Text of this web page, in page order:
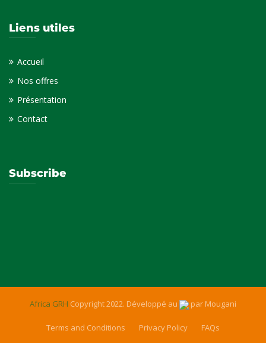
Liens utiles
Accueil
Nos offres
Présentation
Contact
Subscribe
Africa GRH Copyright 2022. Développé au par Mougani
Terms and Conditions Privacy Policy FAQs